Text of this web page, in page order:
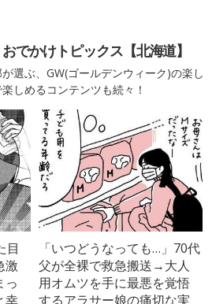
でかけトピックス【北海道】
選ぶ、GW(ゴールデンウィーク)の楽し
しめるコンテンツも続々！
目
激
っ
幸
「いつどうなっても…」70代
父が全裸で救急搬送→大人
用オムツを手に最悪を覚悟
するアラサー娘の痛切な実